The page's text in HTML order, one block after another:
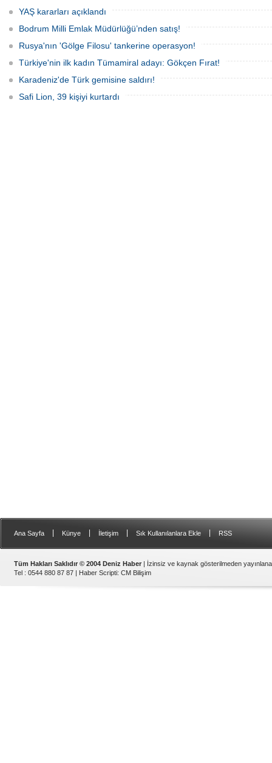
YAŞ kararları açıklandı
Bodrum Milli Emlak Müdürlüğü’nden satış!
Rusya'nın 'Gölge Filosu' tankerine operasyon!
Türkiye'nin ilk kadın Tümamiral adayı: Gökçen Fırat!
Karadeniz'de Türk gemisine saldırı!
Safi Lion, 39 kişiyi kurtardı
Ana Sayfa Künye İletişim Sık Kullanılanlara Ekle RSS
Tüm Hakları Saklıdır © 2004 Deniz Haber | İzinsiz ve kaynak gösterilmeden
Tel : 0544 880 87 87 | Haber Scripti: CM Bilişim